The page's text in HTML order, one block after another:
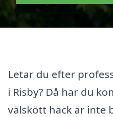
Letar du efter
i Risby? Då har du
välskött häck är inte